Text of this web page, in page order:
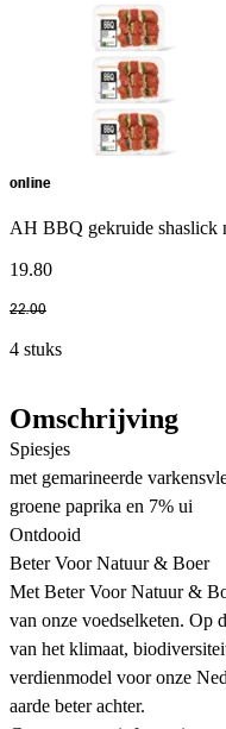
online
AH BBQ gekruide shaslick
19.80
22.00
4 stuks
Omschrijving
Spiesjes
met gemarineerde
groene paprika en 7% ui
Ontdooid
Beter Voor Natuur & Boer
Met Beter Voor Natuur &
van onze voedselketen. Op
van het klimaat,
verdienmodel voor onze
aarde beter achter.